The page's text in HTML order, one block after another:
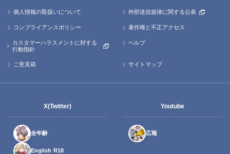
個人情報の取扱いについて 外部送信規律に関する公表
コンプライアンスポリシー 著作権と不正アクセス
カスタマーハラスメントに対する
行動指針
ヘルプ
ご意見箱 サイトマップ
X(Twitter)
全年齢
English R18
Youtube
広報